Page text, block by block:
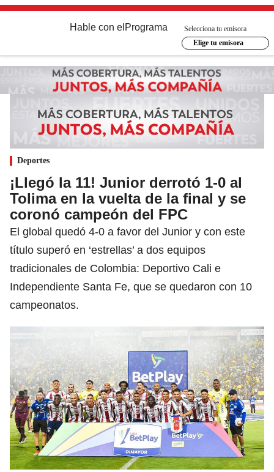
Hable con el Programa
Selecciona tu emisora
Elige tu emisora
Deportes
¡Llegó la 11! Junior derrotó 1-0 al
Tolima en la vuelta de la final y se
coronó campeón del FPC
El global quedó 4-0 a favor del Junior y con este
título superó en ‘estrellas’ a dos equipos
tradicionales de Colombia: Deportivo Cali e
Independiente Santa Fe, que se quedaron con 10
campeonatos.